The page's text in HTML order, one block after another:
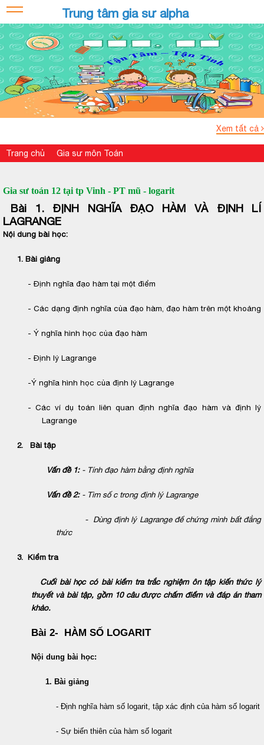
Trung tâm gia sư alpha
Xem tất cả
Trang chủ Gia sư môn Toán
Gia sư toán 12 tại tp Vinh - PT mũ - logarit
Bài 1. ĐỊNH NGHĨA ĐẠO HÀM VÀ ĐỊNH LÍ
LAGRANGE
Nội dung bài học:
1. Bài giảng
- Định nghĩa đạo hàm tại một điểm
- Các dạng định nghĩa của đạo hàm, đạo hàm trên một khoảng
- Ý nghĩa hình học của đạo hàm
- Định lý Lagrange
-Ý nghĩa hình học của định lý Lagrange
- Các ví dụ toán liên quan định nghĩa đạo hàm và định lý
Lagrange
2. Bài tập
Vấn đề 1: - Tính đạo hàm bằng định nghĩa
Vấn đề 2:- Tìm số c trong định lý Lagrange
-Dùng định lý Lagrange để chứng mình bất đẳng
thức
3. Kiểm tra
Cuối bài học có bài kiểm tra trắc nghiệm ôn tập kiến thức lý
thuyết và bài tập, gồm 10 câu được chấm điểm và đáp án tham
khảo.
Bài 2- HÀM SỐ LOGARIT
Nội dung bài học:
1. Bài giảng
- Định nghĩa hàm số logarit, tập xác định của hàm số logarit
- Sự biến thiên của hàm số logarit